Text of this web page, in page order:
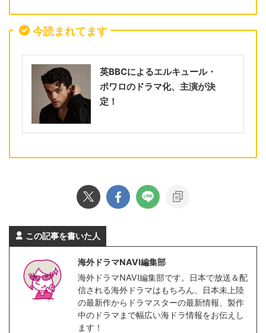
今読まれてます
英BBCによるエルキュール・
ポワロのドラマ化、主演が決
定！
この記事を書いた人
海外ドラマNAVI編集部
海外ドラマNAVI編集部です。日本で放送＆配
信される海外ドラマはもちろん、日本未上陸
の最新作からドラマスターの最新情報、製作
中のドラマまで幅広い海ドラ情報をお伝えし
ます！